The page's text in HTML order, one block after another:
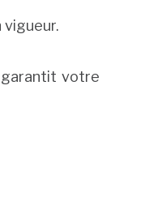
vigueur.
garantit votre